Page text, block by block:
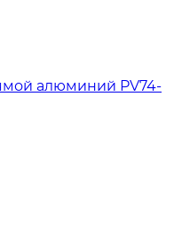
алюминий PV74-